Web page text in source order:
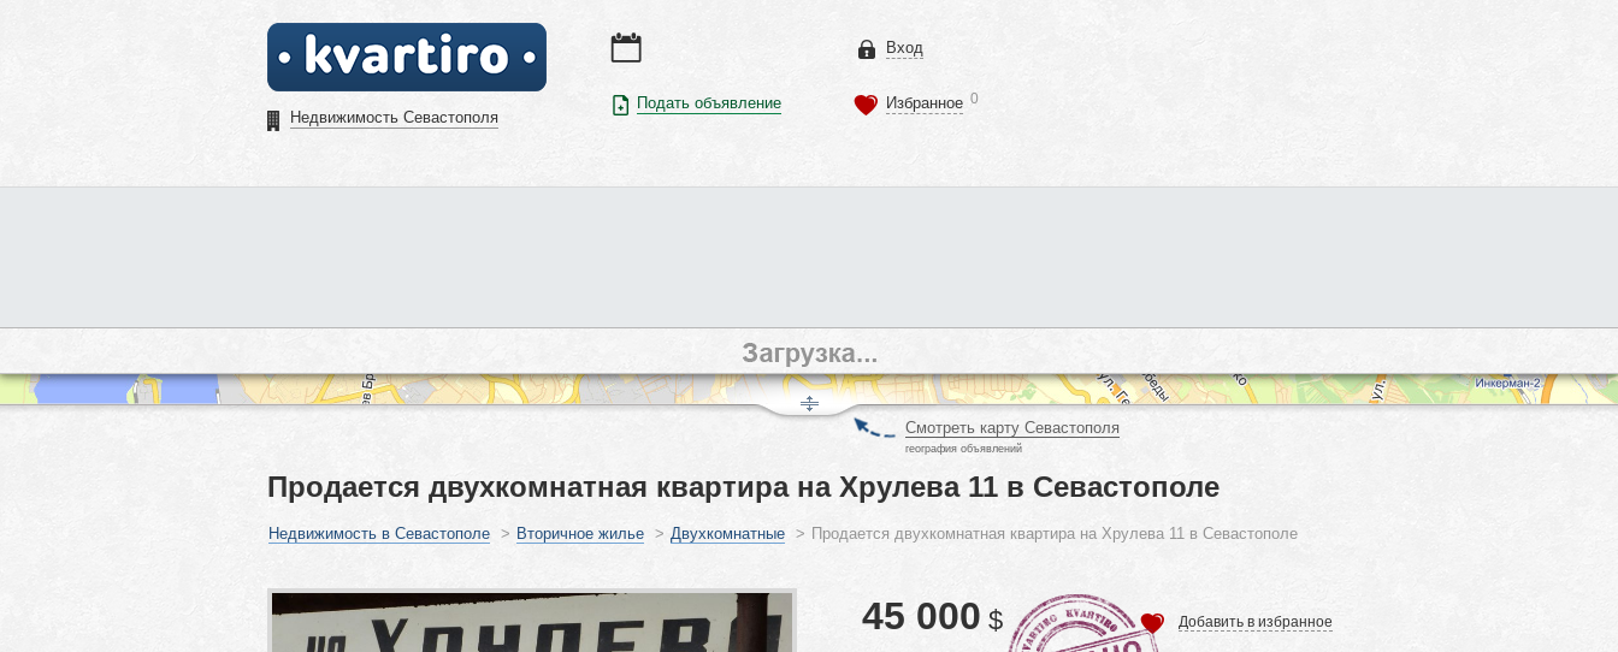
Недвижимость Севастополя
Подать объявление
Вход
Избранное 0
Смотреть карту Севастополя
география объявлений
Продается двухкомнатная квартира на Хрулева 11 в Севастополе
Недвижимость в Севастополе > Вторичное жилье > Двухкомнатные > Продается двухкомнатная квартира на Хрулева 11 в Севастополе
45 000 $ Добавить в избранное